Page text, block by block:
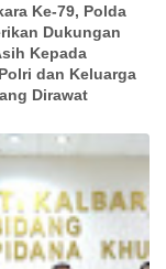
Ke-79, Polda
Dukungan
Kepada
dan Keluarga
Dirawat